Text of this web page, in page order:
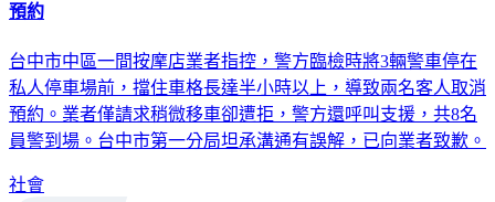
預約
台中市中區一間按摩店業者指控，警方臨檢時將3輛警車停在
私人停車場前，擋住車格長達半小時以上，導致兩名客人取消
預約。業者僅請求稍微移車卻遭拒，警方還呼叫支援，共8名
員警到場。台中市第一分局坦承溝通有誤解，已向業者致歉。
社會